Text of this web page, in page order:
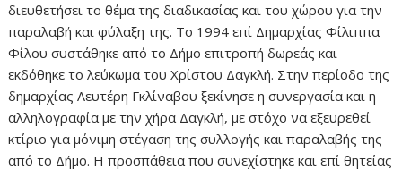
διευθετήσει το θέμα της διαδικασίας και του χώρου για την
παραλαβή και φύλαξη της. Το 1994 επί Δημαρχίας Φίλιππα
Φίλου συστάθηκε από το Δήμο επιτροπή δωρεάς και
εκδόθηκε το λεύκωμα του Χρίστου Δαγκλή. Στην περίοδο της
δημαρχίας Λευτέρη Γκλίναβου ξεκίνησε η συνεργασία και η
αλληλογραφία με την χήρα Δαγκλή, με στόχο να εξευρεθεί
κτίριο για μόνιμη στέγαση της συλλογής και παραλαβής της
από το Δήμο. Η προσπάθεια που συνεχίστηκε και επί θητείας